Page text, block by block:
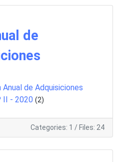
de
Anual de Adquisiciones
II - 2020 (2)
Categories: 1 / Files: 24